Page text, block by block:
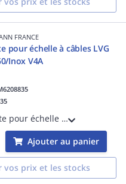
FRANCE
pour échelle à câbles LVG
Inox V4A
Eclisse droite pour échelle à câbles LVG 60 A4/64x150/Inox V4A / Acier inoxydable 1.4571, V4A, 1.4571/ nu, traité
Ajouter au panier
vos prix et les stocks